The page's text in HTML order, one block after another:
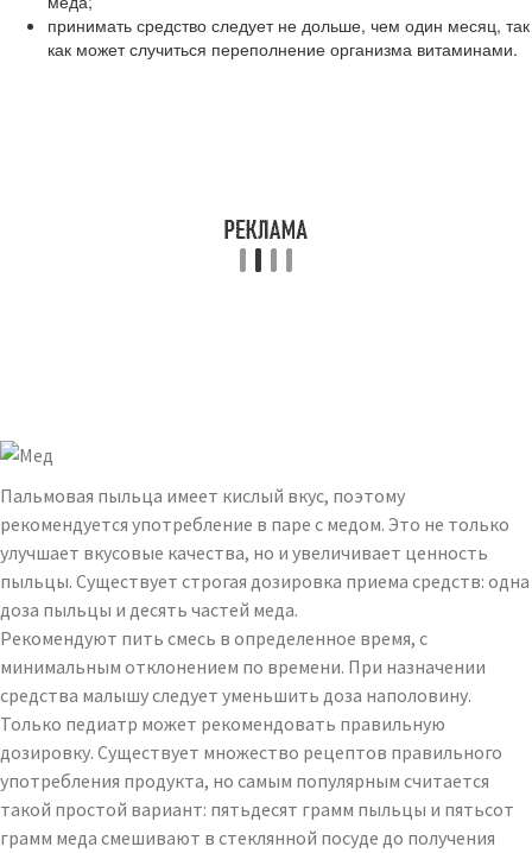
принимать средство следует не дольше, чем один месяц, так
как может случиться переполнение организма витаминами.
Пальмовая пыльца имеет кислый вкус, поэтому
рекомендуется употребление в паре с медом. Это не только
улучшает вкусовые качества, но и увеличивает ценность
пыльцы. Существует строгая дозировка приема средств: одна
доза пыльцы и десять частей меда.
Рекомендуют пить смесь в определенное время, с
минимальным отклонением по времени. При назначении
средства малышу следует уменьшить доза наполовину.
Только педиатр может рекомендовать правильную
дозировку. Существует множество рецептов правильного
употребления продукта, но самым популярным считается
такой простой вариант: пятьдесят грамм пыльцы и пятьсот
грамм меда смешивают в стеклянной посуде до получения